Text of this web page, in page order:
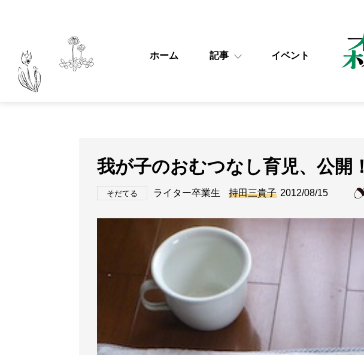
ホーム 記事 イベント
我が子のおむつなし育児、公開！
そだてる ライター卒業生 持田三貴子 2012/08/15